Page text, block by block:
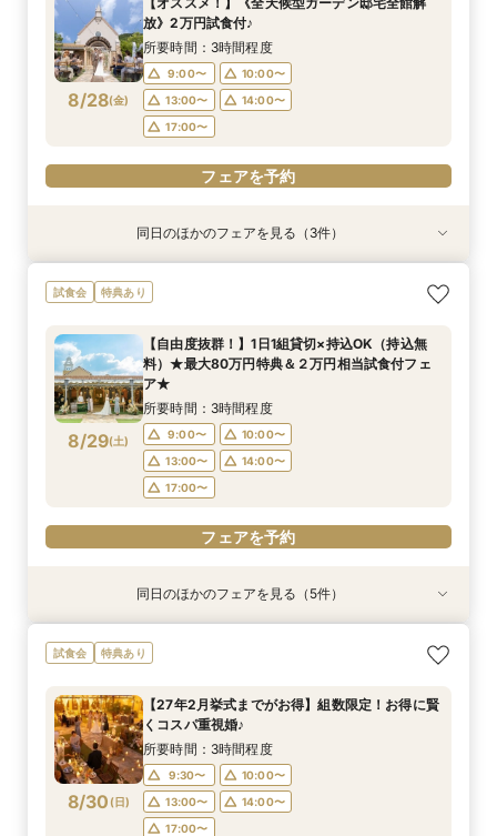
8/27( 木)
所要時間：3時間程度
13:00〜
14:00〜
17:00〜
フェアを予約
8/27( 木)
9:00〜
10:00〜
13:00〜
14:00〜
17:00〜
フェアを予約
8/28(金)
放》2万円試食付♪
所要時間：3時間程度
9:00〜
10:00〜
13:00〜
14:00〜
17:00〜
フェアを予約
特典あり
8/28(金)
【自由度抜群！】1日1組貸切×持込OK（持込無
料）★最大80万円特典＆２万円相当試食付フェ
所要時間：3時間程度
13:00〜
14:00〜
17:00〜
フェアを予約
特典あり
8/28(金)
【当館人気No.1】クチコミ高評価★2万円相当試
食×会場見学BIGフェア
9:00〜
10:00〜
13:00〜
17:00〜
フェアを予約
特典あり
8/28(金)
ペットは家族☆大切な記念日を一緒に過ごすため
の相談会
10:00〜
12:00〜
14:00〜
フェアを予約
同日のほかのフェアを見る（3件）
試食会 特典あり
8/29(土)
【自由度抜群！】1日1組貸切×持込OK（持込無
料）★最大80万円特典＆２万円相当試食付フェ
ア★
所要時間：3時間程度
9:00〜
10:00〜
13:00〜
14:00〜
17:00〜
フェアを予約
特典あり
8/29(土)
【27年2月挙式までがお得】組数限定！お得に賢
くコスパ重視婚♪
9:30〜
13:00〜
14:00〜
17:00〜
フェアを予約
特典あり
8/29(土)
【当館人気No.1】クチコミ高評価★2万円相当試
食×会場見学BIGフェア
9:00〜
13:00〜
14:00〜
17:00〜
フェアを予約
特典あり
8/29(土)
【オススメ！】《全天候型ガーデン邸宅全館解
放》2万円試食付♪
9:00〜
13:00〜
14:00〜
17:00〜
フェアを予約
特典あり
8/29(土)
ペットは家族☆大切な記念日を一緒に過ごすため
の相談会
10:00〜
14:00〜
フェアを予約
特典あり
8/29(土)
【準備も費用も安心サポート！】マタニティ＆パ
パママ婚相談会
10:00〜
14:00〜
フェアを予約
同日のほかのフェアを見る（5件）
試食会 特典あり
8/30 (日)
【27年2月挙式までがお得】組数限定！お得に賢
くコスパ重視婚♪
所要時間：3時間程度
9:30〜
10:00〜
13:00〜
14:00〜
17:00〜